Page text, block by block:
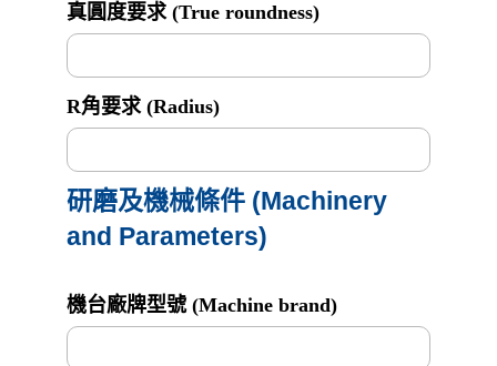
真圓度要求 (True roundness)
R角要求 (Radius)
研磨及機械條件 (Machinery
and Parameters)
機台廠牌型號 (Machine brand)